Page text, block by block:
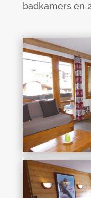
badkamers en
Souche 8
Aantal